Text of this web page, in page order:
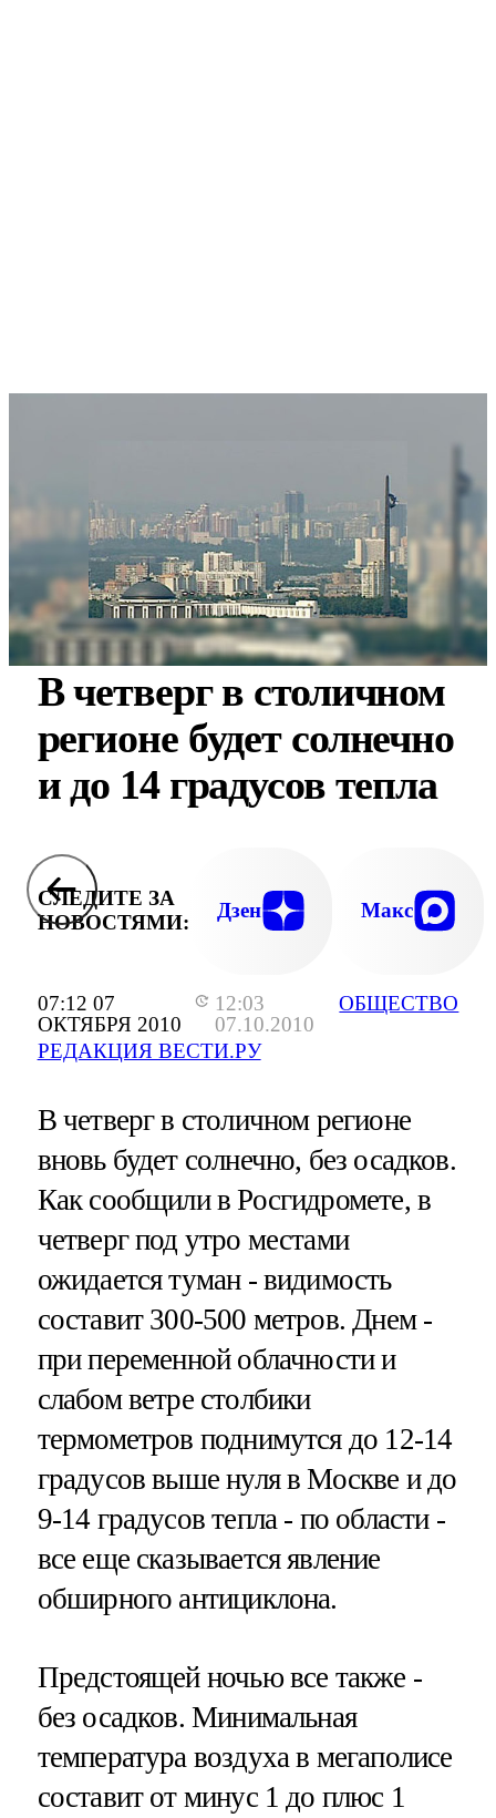
07:12 07
ОКТЯБРЯ 2010
12:03
07.10.2010
РЕДАКЦИЯ ВЕСТИ.РУ
ОБЩЕСТВО
В четверг в столичном
регионе будет солнечно
и до 14 градусов тепла
СЛЕДИТЕ ЗА
НОВОСТЯМИ:
Дзен Макс
В четверг в столичном регионе
вновь будет солнечно, без осадков.
Как сообщили в Росгидромете, в
четверг под утро местами
ожидается туман - видимость
составит 300-500 метров. Днем -
при переменной облачности и
слабом ветре столбики
термометров поднимутся до 12-14
градусов выше нуля в Москве и до
9-14 градусов тепла - по области -
все еще сказывается явление
обширного антициклона.
Предстоящей ночью все также -
без осадков. Минимальная
температура воздуха в мегаполисе
составит от минус 1 до плюс 1